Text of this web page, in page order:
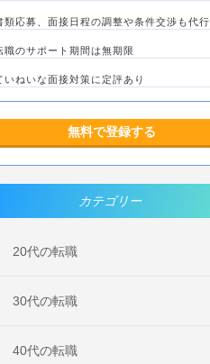
類応募、面接日程の調整や条件交渉も代行
職のサポート期間は無期限
いねいな面接対策に定評あり
無料で登録する
カテゴリー
20代の転職
30代の転職
40代の転職